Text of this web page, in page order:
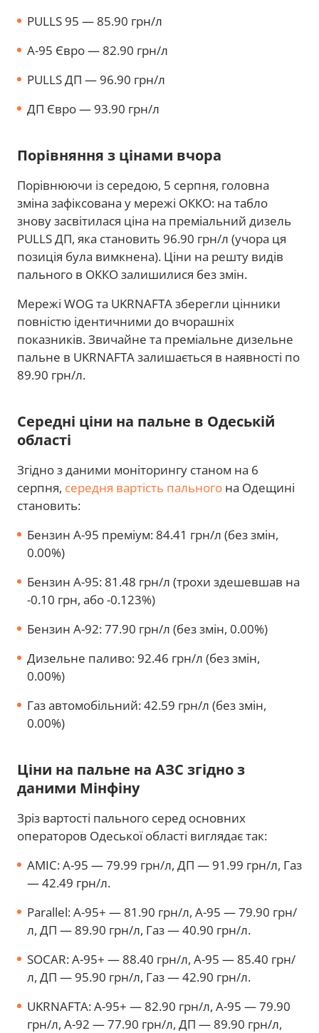
PULLS 95 — 85.90 грн/л
A-95 Євро — 82.90 грн/л
PULLS ДП — 96.90 грн/л
ДП Євро — 93.90 грн/л
Порівняння з цінами вчора
Порівнюючи із середою, 5 серпня, головна
зміна зафіксована у мережі ОККО: на табло
знову засвітилася ціна на преміальний дизель
PULLS ДП, яка становить 96.90 грн/л (учора ця
позиція була вимкнена). Ціни на решту видів
пального в ОККО залишилися без змін.
Мережі WOG та UKRNAFTA зберегли цінники
повністю ідентичними до вчорашніх
показників. Звичайне та преміальне дизельне
пальне в UKRNAFTA залишається в наявності по
89.90 грн/л.
Середні ціни на пальне в Одеській
області
Згідно з даними моніторингу станом на 6
серпня, середня вартість пального на Одещині
становить:
Бензин А-95 преміум: 84.41 грн/л (без змін,
0.00%)
Бензин А-95: 81.48 грн/л (трохи здешевшав на
-0.10 грн, або -0.123%)
Бензин А-92: 77.90 грн/л (без змін, 0.00%)
Дизельне паливо: 92.46 грн/л (без змін,
0.00%)
Газ автомобільний: 42.59 грн/л (без змін,
0.00%)
Ціни на пальне на АЗС згідно з
даними Мінфіну
Зріз вартості пального серед основних
операторов Одеської області виглядає так:
AMIC: А-95 — 79.99 грн/л, ДП — 91.99 грн/л, Газ
— 42.49 грн/л.
Parallel: А-95+ — 81.90 грн/л, А-95 — 79.90 грн/
л, ДП — 89.90 грн/л, Газ — 40.90 грн/л.
SOCAR: А-95+ — 88.40 грн/л, А-95 — 85.40 грн/
л, ДП — 95.90 грн/л, Газ — 42.90 грн/л.
UKRNAFTA: А-95+ — 82.90 грн/л, А-95 — 79.90
грн/л, А-92 — 77.90 грн/л, ДП — 89.90 грн/л,